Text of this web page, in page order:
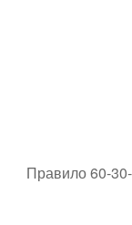
Правило 60-